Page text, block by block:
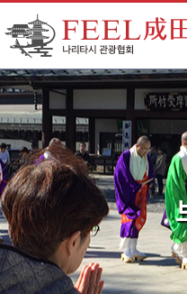
FEEL 나리타 나리타시 관광협회